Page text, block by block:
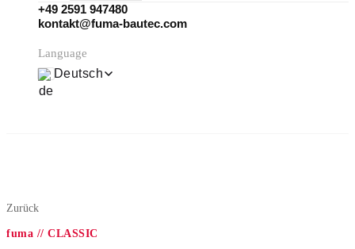
+49 2591 947480
kontakt@fuma-bautec.com
Language
Deutsch
Zurück
fuma // CLASSIC